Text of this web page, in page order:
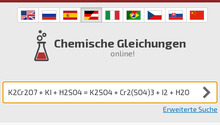
Chemische Gleichungen
online!
Erweiterte Suche